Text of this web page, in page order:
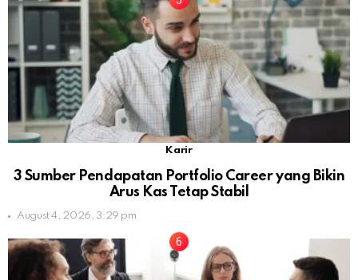
Karir
3 Sumber Pendapatan Portfolio Career yang Bikin
Arus Kas Tetap Stabil
August 4, 2026, 3:29 pm